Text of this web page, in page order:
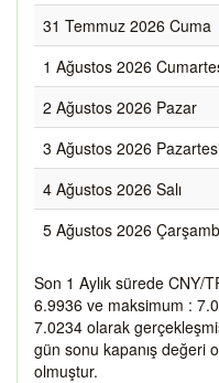
31 Temmuz 2026 Cuma
1 Ağustos 2026
2 Ağustos 2026 Pazar
3 Ağustos 2026
4 Ağustos 2026 Salı
5 Ağustos 2026
Son 1 Aylık sürede CNY/
6.9936 ve maksimum :
7.0234 olarak
gün sonu kapanış değeri
olmuştur.